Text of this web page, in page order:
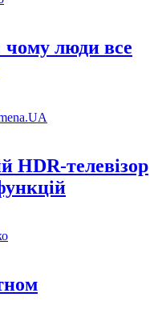
чому люди все
HDR-телевізор